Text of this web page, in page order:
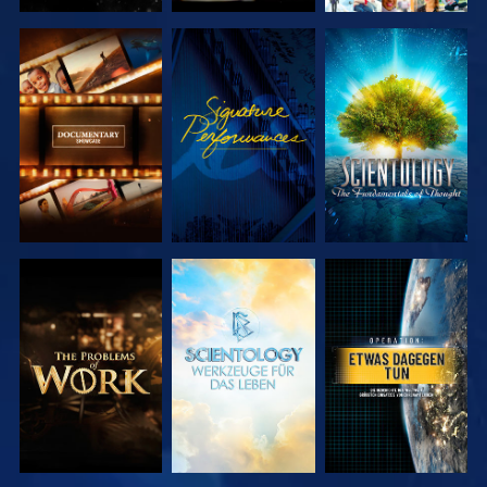
SERIE
ENTDECKEN
ANSEHEN
SERIE
ENTDECKEN
SERIE
ENTDECKEN
SERIE
ENTDECKEN
ANSEHEN